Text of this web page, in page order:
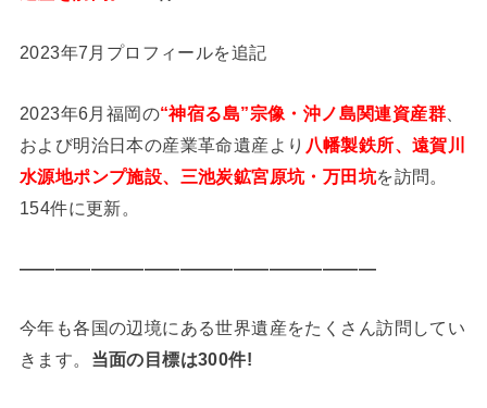
2023年7月プロフィールを追記
2023年6月福岡の“神宿る島”宗像・沖ノ島関連資産群
および明治日本の産業革命遺産より 八幡製鉄所、遠賀川
水源地ポンプ施設、三池炭鉱宮原坑・万田坑を訪問。
154件に更新。
————————————————————
今年も各国の辺境にある世界遺産をたくさん訪問してい
きます。 当面の目標は300件!